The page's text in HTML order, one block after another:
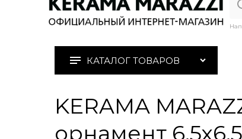
КАТАЛОГ ТОВАРОВ
KERAMA
орнамент